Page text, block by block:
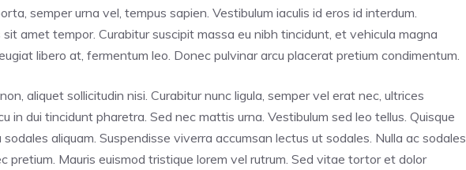
semper urna vel, tempus sapien. Vestibulum iaculis id eros id interdum.
amet tempor. Curabitur suscipit massa eu nibh tincidunt, et vehicula magna
libero at, fermentum leo. Donec pulvinar arcu placerat pretium condimentum.
aliquet sollicitudin nisi. Curabitur nunc ligula, semper vel erat nec, ultrices
in dui tincidunt pharetra. Sed nec mattis urna. Vestibulum sed leo tellus. Quisque
aliquam. Suspendisse viverra accumsan lectus ut sodales. Nulla ac sodales
pretium. Mauris euismod tristique lorem vel rutrum. Sed vitae tortor et dolor